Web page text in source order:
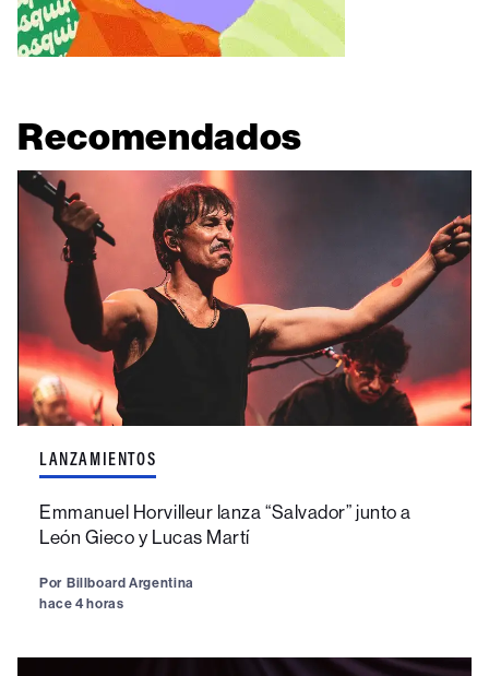
Recomendados
LANZAMIENTOS
Emmanuel Horvilleur lanza “Salvador” junto a
León Gieco y Lucas Martí
Por Billboard Argentina
hace 4 horas